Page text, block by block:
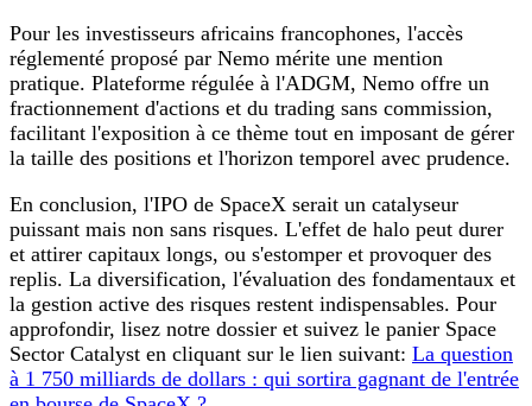
Pour les investisseurs africains francophones, l'accès
réglementé proposé par Nemo mérite une mention
pratique. Plateforme régulée à l'ADGM, Nemo offre un
fractionnement d'actions et du trading sans commission,
facilitant l'exposition à ce thème tout en imposant de gérer
la taille des positions et l'horizon temporel avec prudence.
En conclusion, l'IPO de SpaceX serait un catalyseur
puissant mais non sans risques. L'effet de halo peut durer
et attirer capitaux longs, ou s'estomper et provoquer des
replis. La diversification, l'évaluation des fondamentaux et
la gestion active des risques restent indispensables. Pour
approfondir, lisez notre dossier et suivez le panier Space
Sector Catalyst en cliquant sur le lien suivant: La question
à 1 750 milliards de dollars : qui sortira gagnant de l'entrée